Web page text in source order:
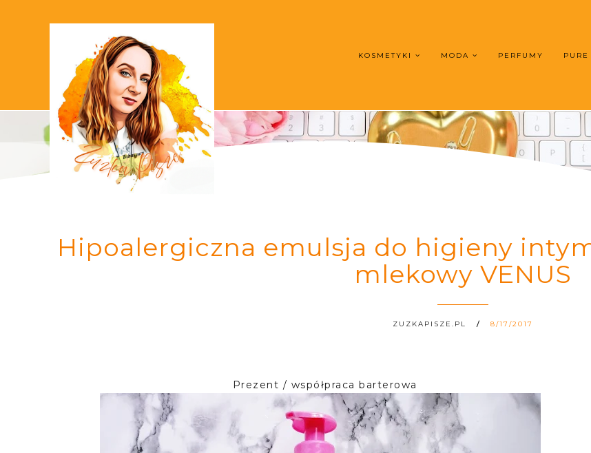
KOSMETYKI MODA PERFUMY PURE
Hipoalergiczna emulsja do higieny
mlekowy VENUS
ZUZKAPISZE.PL 8/17/2017
Prezent / współpraca barterowa